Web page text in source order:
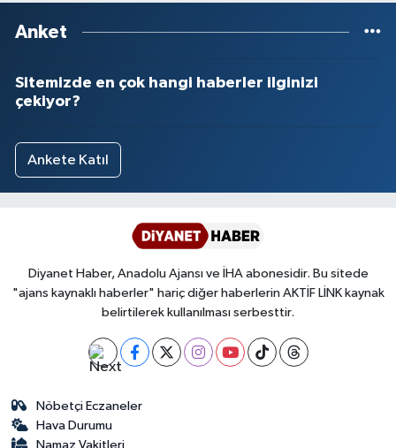
Anket
Sitemizde en çok hangi haberler ilginizi
çekiyor?
Ankete Katıl
Diyanet Haber, Anadolu Ajansı ve İHA abonesidir. Bu sitede
"ajans kaynaklı haberler" hariç diğer haberlerin AKTİF LİNK kaynak
belirtilerek kullanılması serbesttir.
Nöbetçi Eczaneler
Hava Durumu
Namaz Vakitleri